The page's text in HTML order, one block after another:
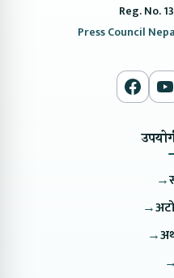
Reg. No.
Press Council
→
→
→
→